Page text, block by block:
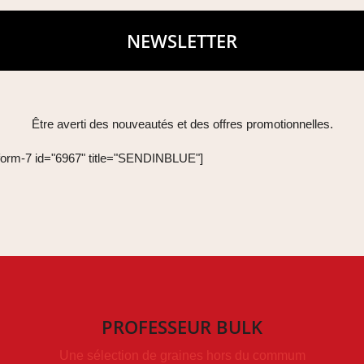
NEWSLETTER
Être averti des nouveautés et des offres promotionnelles.
7 id="6967" title="SENDINBLUE"]
PROFESSEUR BULK
Une sélection de graines hors du commum